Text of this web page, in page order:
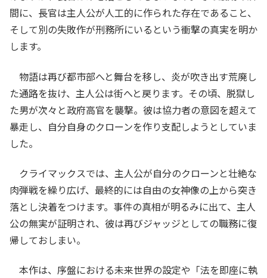
間に、長官は主人公が人工的に作られた存在であること、
そして別の失敗作が刑務所にいるという衝撃の真実を明か
します。
物語は再び都市部へと舞台を移し、炎が吹き出す荒廃し
た通路を抜け、主人公は街へと戻ります。その頃、脱獄し
た男が次々と政府高官を襲撃。彼は協力者の意図を超えて
暴走し、自分自身のクローンを作り支配しようとしていま
した。
クライマックスでは、主人公が自分のクローンと壮絶な
肉弾戦を繰り広げ、最終的には自由の女神像の上から突き
落とし決着をつけます。事件の真相が明るみに出て、主人
公の無実が証明され、彼は再びジャッジとしての職務に復
帰しておしまい。
本作は、序盤における未来世界の設定や「法を即座に執